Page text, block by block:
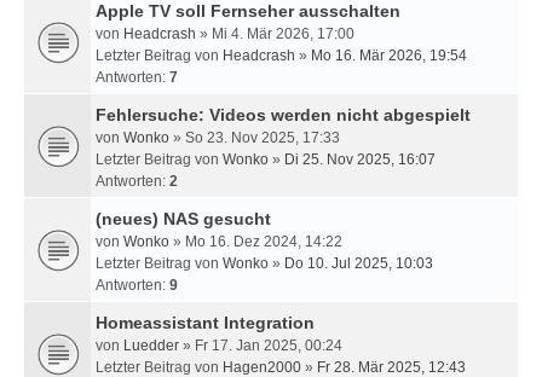
Apple TV soll Fernseher ausschalten
von Headcrash » Mi 4. Mär 2026, 17:00
Letzter Beitrag von Headcrash » Mo 16. Mär 2026, 19:54
Antworten: 7
Fehlersuche: Videos werden nicht abgespielt
von Wonko » So 23. Nov 2025, 17:33
Letzter Beitrag von Wonko » Di 25. Nov 2025, 16:07
Antworten: 2
(neues) NAS gesucht
von Wonko » Mo 16. Dez 2024, 14:22
Letzter Beitrag von Wonko » Do 10. Jul 2025, 10:03
Antworten: 9
Homeassistant Integration
von Luedder » Fr 17. Jan 2025, 00:24
Letzter Beitrag von Hagen2000 » Fr 28. Mär 2025, 12:43